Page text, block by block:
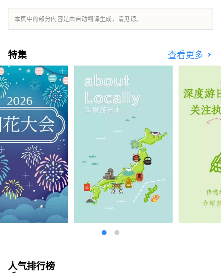
日本标准时间子午线（东经135度）穿
过淡路岛。 Zenbo Seinei位于精神爱好
135度的地脉线上。淡路岛上独特的禅
修设施，据说淡路岛是日本的发源地。
您想忘记忙碌的日常生活，在这个神秘
的地方度过一段治愈自己的时光吗？
本页中的部分内容是由自动翻译生成，请见谅。
特集 查看更多
人气排行榜